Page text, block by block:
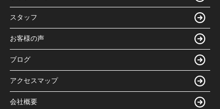
スタッフ
お客様の声
ブログ
アクセスマップ
会社概要